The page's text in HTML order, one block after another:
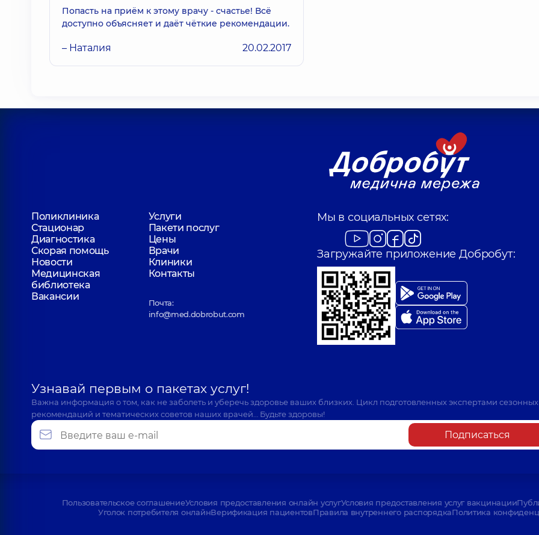
Попасть на приём к этому врачу - счастье! Всё
доступно объясняет и даёт чёткие рекомендации.
– Наталия 20.02.2017
Поликлиника
Услуги
Стационар
Пакети послуг
Диагностика
Цены
Скорая помощь
Врачи
Новости
Клиники
Медицинская
библиотека
Контакты
Вакансии
Почта:
info@med.dobrobut.com
Мы в социальных сетях:
Загружайте приложение Добробут:
Узнавай первым о пакетах услуг!
Важна информация о том, как не заболеть и уберечь здоровье ваших близких. Цикл подготовленных экспертами сезонных
рекомендаций и тематических советов наших врачей… Будьте здоровы!
Подписаться
Пользовательское соглашениеУсловия предоставления онлайн услугУсловия предоставления услуг вакцинации
Уголок потребителя онлайнВерификация пациентовПравила внутреннего распорядкаПолитика